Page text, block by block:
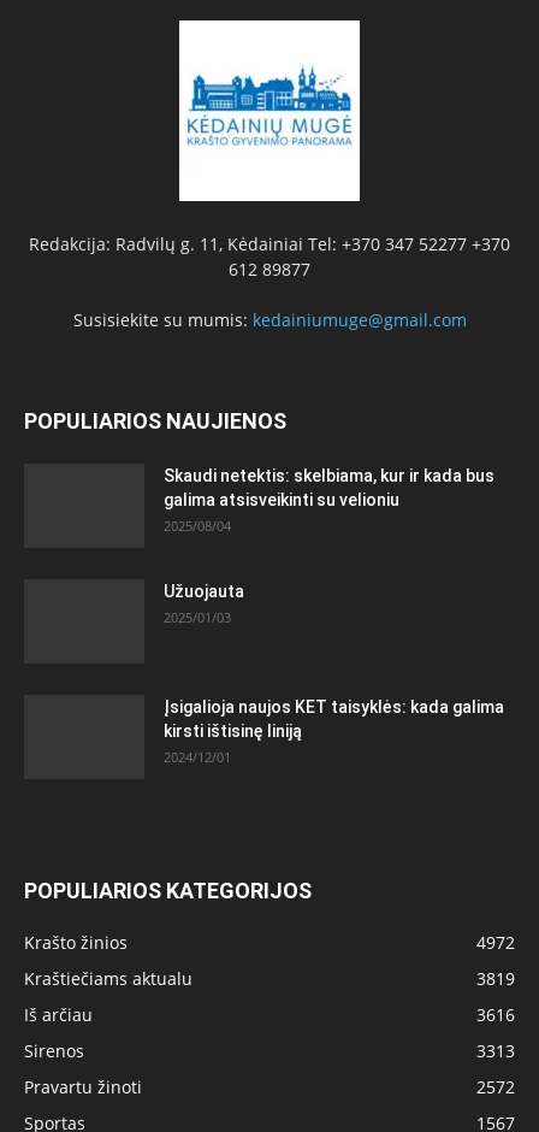
Redakcija: Radvilų g. 11, Kėdainiai Tel: +370 347 52277 +370
612 89877
Susisiekite su mumis: kedainiumuge@gmail.com
POPULIARIOS NAUJIENOS
Skaudi netektis: skelbiama, kur ir kada bus
galima atsisveikinti su velioniu
2025/08/04
Užuojauta
2025/01/03
Įsigalioja naujos KET taisyklės: kada galima
kirsti ištisinę liniją
2024/12/01
POPULIARIOS KATEGORIJOS
Krašto žinios
4972
Kraštiečiams aktualu
3819
Iš arčiau
3616
Sirenos
3313
Pravartu žinoti
2572
Sportas
1567